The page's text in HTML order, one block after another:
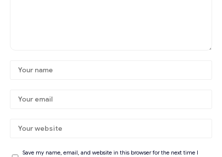
Save my name, email, and website in this browser for the next time I